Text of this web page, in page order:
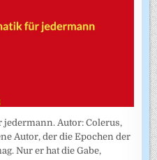
Autor: Colerus,
Autor, der die Epochen der
Nur er hat die Gabe,